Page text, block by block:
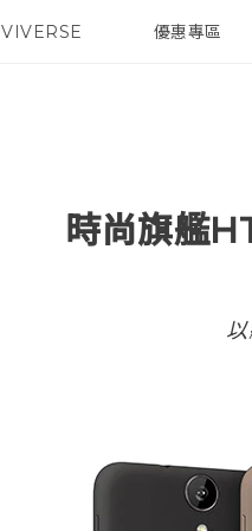
G REIGNS 智慧型手機
VIVERSE 優惠專區
焦點訊息
時尚旗艦